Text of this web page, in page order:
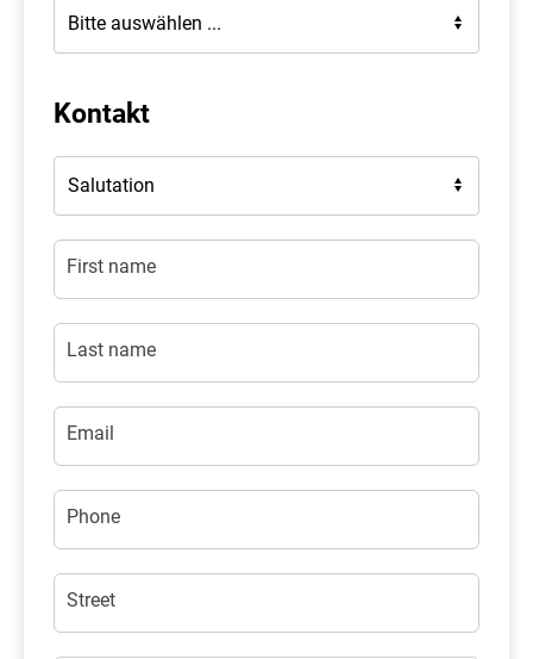
Kontakt
First name
Last name
Email
Phone
Street